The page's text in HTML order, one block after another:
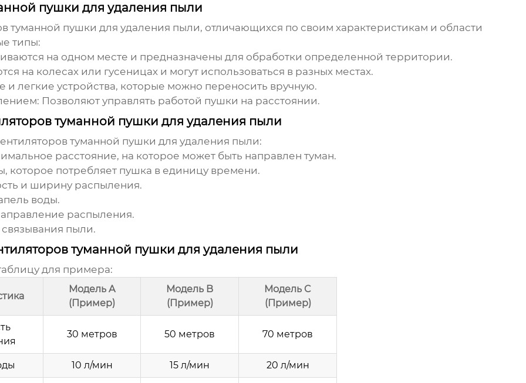
пушки для удаления пыли
туманной пушки для удаления пыли, отличающихся по своим характеристикам и области
типы:
на одном месте и предназначены для обработки определенной территории.
на колесах или гусеницах и могут использоваться в разных местах.
и легкие устройства, которые можно переносить вручную.
Позволяют управлять работой пушки на расстоянии.
туманной пушки для удаления пыли
туманной пушки для удаления пыли:
расстояние, на которое может быть направлен туман.
которое потребляет пушка в единицу времени.
и ширину распыления.
воды.
распыления.
пыли.
туманной пушки для удаления пыли
для примера:
Модель A
(Пример)
Модель B
(Пример)
Модель C
(Пример)
30 метров 50 метров 70 метров
10 л/мин 15 л/мин 20 л/мин